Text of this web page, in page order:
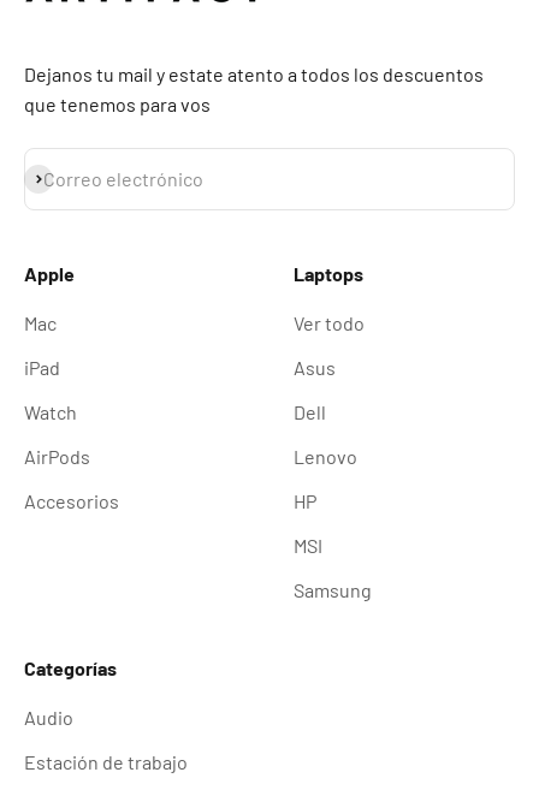
Dejanos tu mail y estate atento a todos los descuentos
que tenemos para vos
Correo electrónico
Suscribirse
Apple
Mac
iPad
Watch
AirPods
Accesorios
Laptops
Ver todo
Asus
Dell
Lenovo
HP
MSI
Samsung
Categorías
Audio
Estación de trabajo